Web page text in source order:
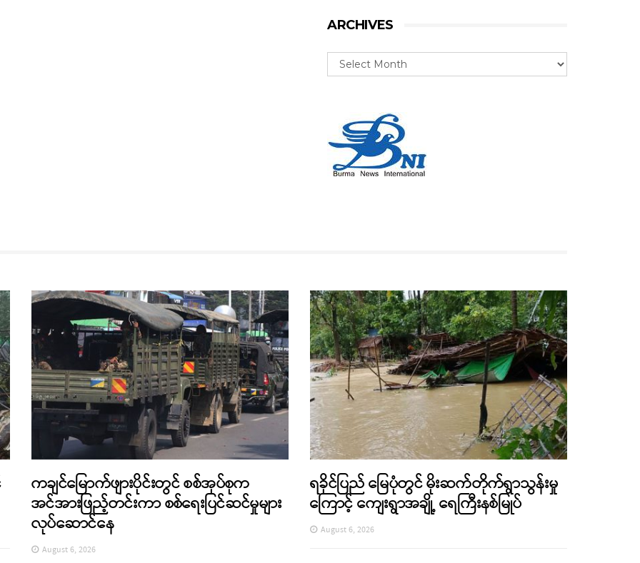
ARCHIVES
ကချင်မြောက်ဖျားပိုင်းတွင် စစ်အုပ်စုက
အင်အားဖြည့်တင်းကာ စစ်ရေးပြင်ဆင်မှုများ
လုပ်ဆောင်နေ
August 6, 2026
ရခိုင်ပြည် မြေပုံတွင် မိုးဆက်တိုက်ရွာသွန်းမှု
ကြောင့် ကျေးရွာအချို့ ရေကြီးနစ်မြုပ်
August 6, 2026